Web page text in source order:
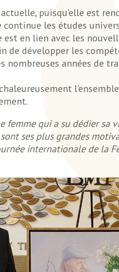
puisqu’elle est
les études
en lien avec les
de développer les
années de
femme qui a su dédier
ses plus grandes
internationale de la